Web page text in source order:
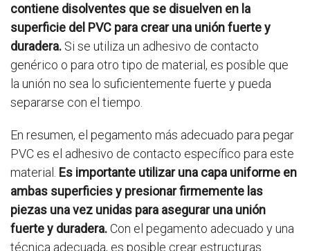
contiene disolventes que se disuelven en la
superficie del PVC para crear una unión fuerte y
duradera. Si se utiliza un adhesivo de contacto
genérico o para otro tipo de material, es posible que
la unión no sea lo suficientemente fuerte y pueda
separarse con el tiempo.
En resumen, el pegamento más adecuado para pegar
PVC es el adhesivo de contacto específico para este
material. Es importante utilizar una capa uniforme en
ambas superficies y presionar firmemente las
piezas una vez unidas para asegurar una unión
fuerte y duradera.Con el pegamento adecuado y una
técnica adecuada, es posible crear estructuras